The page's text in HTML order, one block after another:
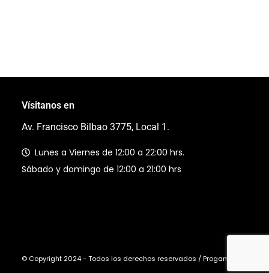
Vísitanos en
Av. Francisco Bilbao 3775, Local 1.
Lunes a Viernes de 12:00 a 22:00 hrs.
Sábado y domingo de 12:00 a 21:00 hrs
© Copyright 2024 - Todos los derechos reservados / Progaming Ltda.